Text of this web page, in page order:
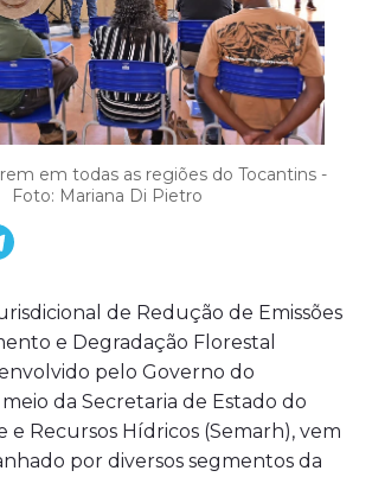
em todas as regiões do Tocantins -
Foto: Mariana Di Pietro
de Redução de Emissões
e Degradação Florestal
pelo Governo do
da Secretaria de Estado do
e Recursos Hídricos (Semarh), vem
por diversos segmentos da